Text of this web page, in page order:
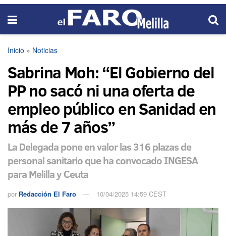
Inicio » Noticias
Sabrina Moh: “El Gobierno del
PP no sacó ni una oferta de
empleo público en Sanidad en
más de 7 años”
La Delegada pone en valor las 316 plazas de
personal sanitario que ha convocado INGESA
para Melilla y Ceuta
por Redacción El Faro 10/04/2025 14:59 CEST